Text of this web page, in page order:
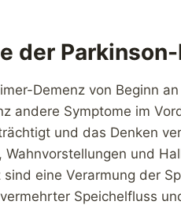
der
Demenz von Beginn
andere Symptome im
und das Denken
Wahnvorstellungen und
eine Verarmung der
Speichelfluss